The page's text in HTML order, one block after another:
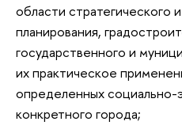
области стратегического
планирования,
государственного и
их практическое
определенных социально-
конкретного города;